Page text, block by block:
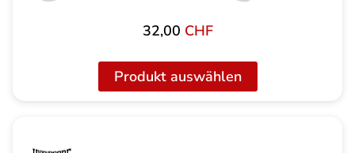
32,00 CHF
Produkt auswählen